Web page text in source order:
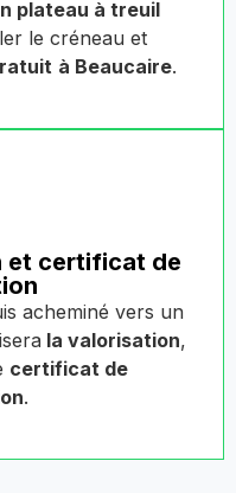
plateau à treuil
le créneau et
à Beaucaire.
et certificat de
acheminé vers un
la valorisation,
certificat de
.